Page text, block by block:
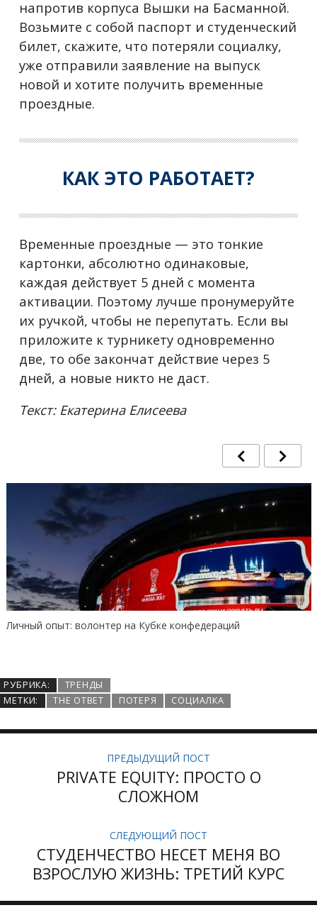
напротив корпуса Вышки на Басманной.
Возьмите с собой паспорт и студенческий
билет, скажите, что потеряли социалку,
уже отправили заявление на выпуск
новой и хотите получить временные
проездные.
КАК ЭТО РАБОТАЕТ?
Временные проездные — это тонкие
картонки, абсолютно одинаковые,
каждая действует 5 дней с момента
активации. Поэтому лучше пронумеруйте
их ручкой, чтобы не перепутать. Если вы
приложите к турникету одновременно
две, то обе закончат действие через 5
дней, а новые никто не даст.
Текст: Екатерина Елисеева
Помоги стартапу сам
РУБРИКА:
ТРЕНДЫ
МЕТКИ:
THE ОТВЕТ ПОТЕРЯ СОЦИАЛКА
ПРЕДЫДУЩИЙ ПОСТ
PRIVATE EQUITY: ПРОСТО О
СЛОЖНОМ
СЛЕДУЮЩИЙ ПОСТ
СТУДЕНЧЕСТВО НЕСЕТ МЕНЯ ВО
ВЗРОСЛУЮ ЖИЗНЬ: ТРЕТИЙ КУРС